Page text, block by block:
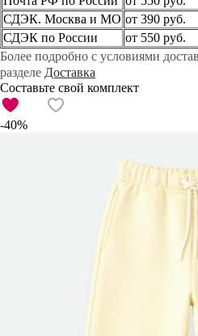
СДЭК. Москва и МО от 390 руб.
СДЭК по России
от 550 руб.
Более подробно с условиями
разделе Доставка
Составьте свой комплект
-40%